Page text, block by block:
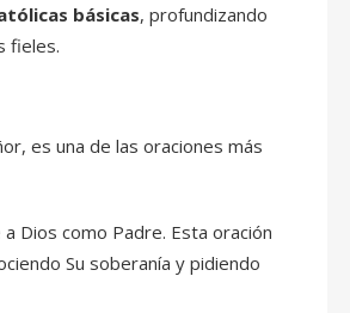
básicas, profundizando
fieles.
es una de las oraciones más
Dios como Padre. Esta oración
Su soberanía y pidiendo